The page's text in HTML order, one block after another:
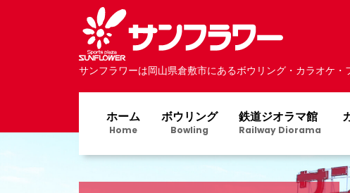
サンフラワーは岡山県倉敷市にあるボウリング・カラオケ
ホーム
Home
ボウリング
Bowling
鉄道ジオラマ館
Railway Diorama